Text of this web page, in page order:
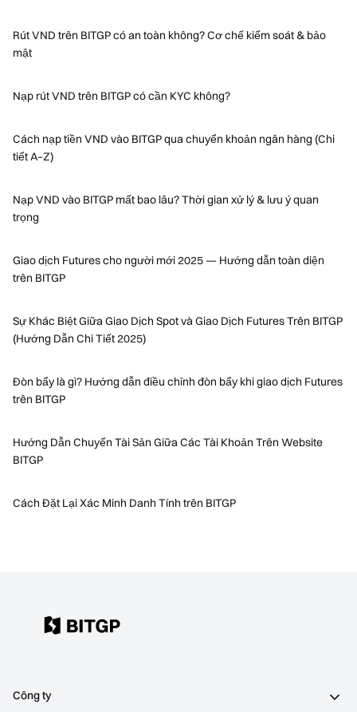
Rút VND trên BITGP có an toàn không? Cơ chế kiểm soát & bảo
mật
Nạp rút VND trên BITGP có cần KYC không?
Cách nạp tiền VND vào BITGP qua chuyển khoản ngân hàng (Chi
tiết A–Z)
Nạp VND vào BITGP mất bao lâu? Thời gian xử lý & lưu ý quan
trọng
Giao dịch Futures cho người mới 2025 — Hướng dẫn toàn diện
trên BITGP
Sự Khác Biệt Giữa Giao Dịch Spot và Giao Dịch Futures Trên BITGP
(Hướng Dẫn Chi Tiết 2025)
Đòn bẩy là gì? Hướng dẫn điều chỉnh đòn bẩy khi giao dịch Futures
trên BITGP
Hướng Dẫn Chuyển Tài Sản Giữa Các Tài Khoản Trên Website
BITGP
Cách Đặt Lại Xác Minh Danh Tính trên BITGP
Công ty